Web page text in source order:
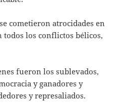
cometieron atrocidades en
todos los conflictos bélicos,
fueron los sublevados,
y ganadores y
y represaliados.